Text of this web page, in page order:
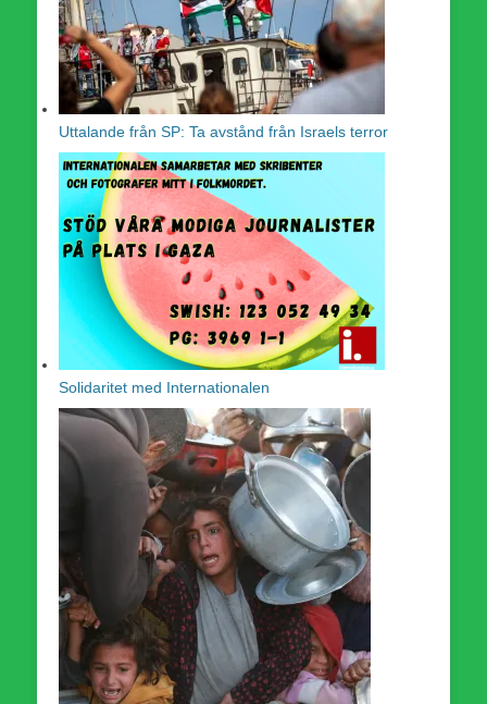
Uttalande från SP: Ta avstånd från Israels terror
Solidaritet med Internationalen